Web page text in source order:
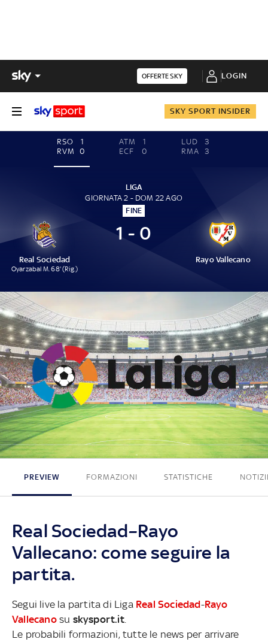
OFFERTE SKY LOGIN
SKY SPORT INSIDER
RSO
1
RVM
0
ATM
1
ECF
0
LUD
3
RMA
3
LIGA
GIORNATA 2 - DOM 22 AGO
FINE
Real Sociedad
Oyarzabal M. 68' (Rig.)
1 - 0
Rayo Vallecano
1 - 0
PREVIEW FORMAZIONI STATISTICHE
Real Sociedad–Rayo
Vallecano: come seguire la
partita.
Segui live la partita di Liga Real Sociedad-Rayo
Vallecanosu skysport.it.
Le probabili formazioni, tutte le news per arrivare